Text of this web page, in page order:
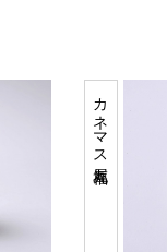
カネマス福丸屋